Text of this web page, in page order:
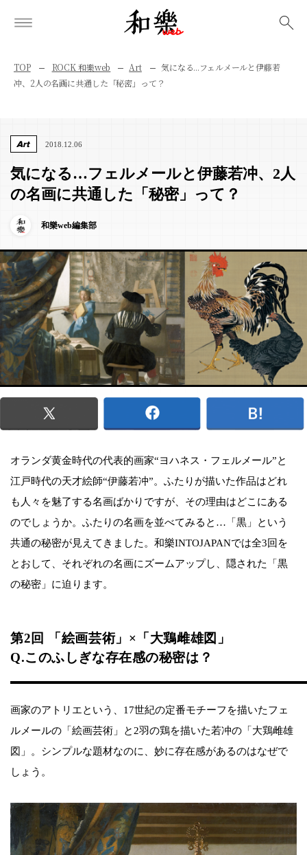
TOP ROCK 和樂web Art
気になる...フェルメールと伊藤若
冲、2人の名画に共通した「秘密」って？
Art 2018.12.06
気になる…フェルメールと伊藤若冲、2人
の名画に共通した「秘密」って？
和樂web編集部
オランダ黄金時代の代表的画家“ヨハネス・フェルメール”と
江戸時代の天才絵師“伊藤若冲”。ふたりが描いた作品はどれ
も人々を魅了する名画ばかりですが、その理由はどこにある
のでしょうか。ふたりの名画を並べてみると…「黒」という
共通の秘密が見えてきました。和樂INTOJAPANでは全3回を
とおして、それぞれの名画にズームアップし、隠された「黒
の秘密」に迫ります。
第2回 「絵画芸術」×「大鶏雌雄図」
Q.このふしぎな存在感の秘密は？
画家のアトリエという、17世紀の定番モチーフを描いたフェ
ルメールの「絵画芸術」と2羽の鶏を描いた若冲の「大鶏雌雄
図」。シンプルな題材なのに、妙に存在感があるのはなぜで
しょう。